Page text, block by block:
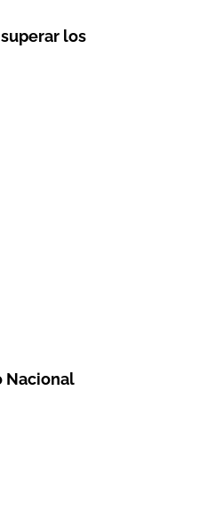
los
Nacional